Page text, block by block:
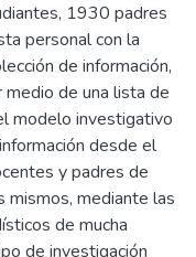
1930 padres
personal con la
de información,
de una lista de
modelo investigativo
desde el
y padres de
mismos, mediante las
de mucha
de investigación